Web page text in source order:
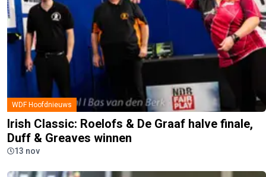
WDF Hoofdnieuws
Irish Classic: Roelofs & De Graaf halve finale,
Duff & Greaves winnen
13 nov